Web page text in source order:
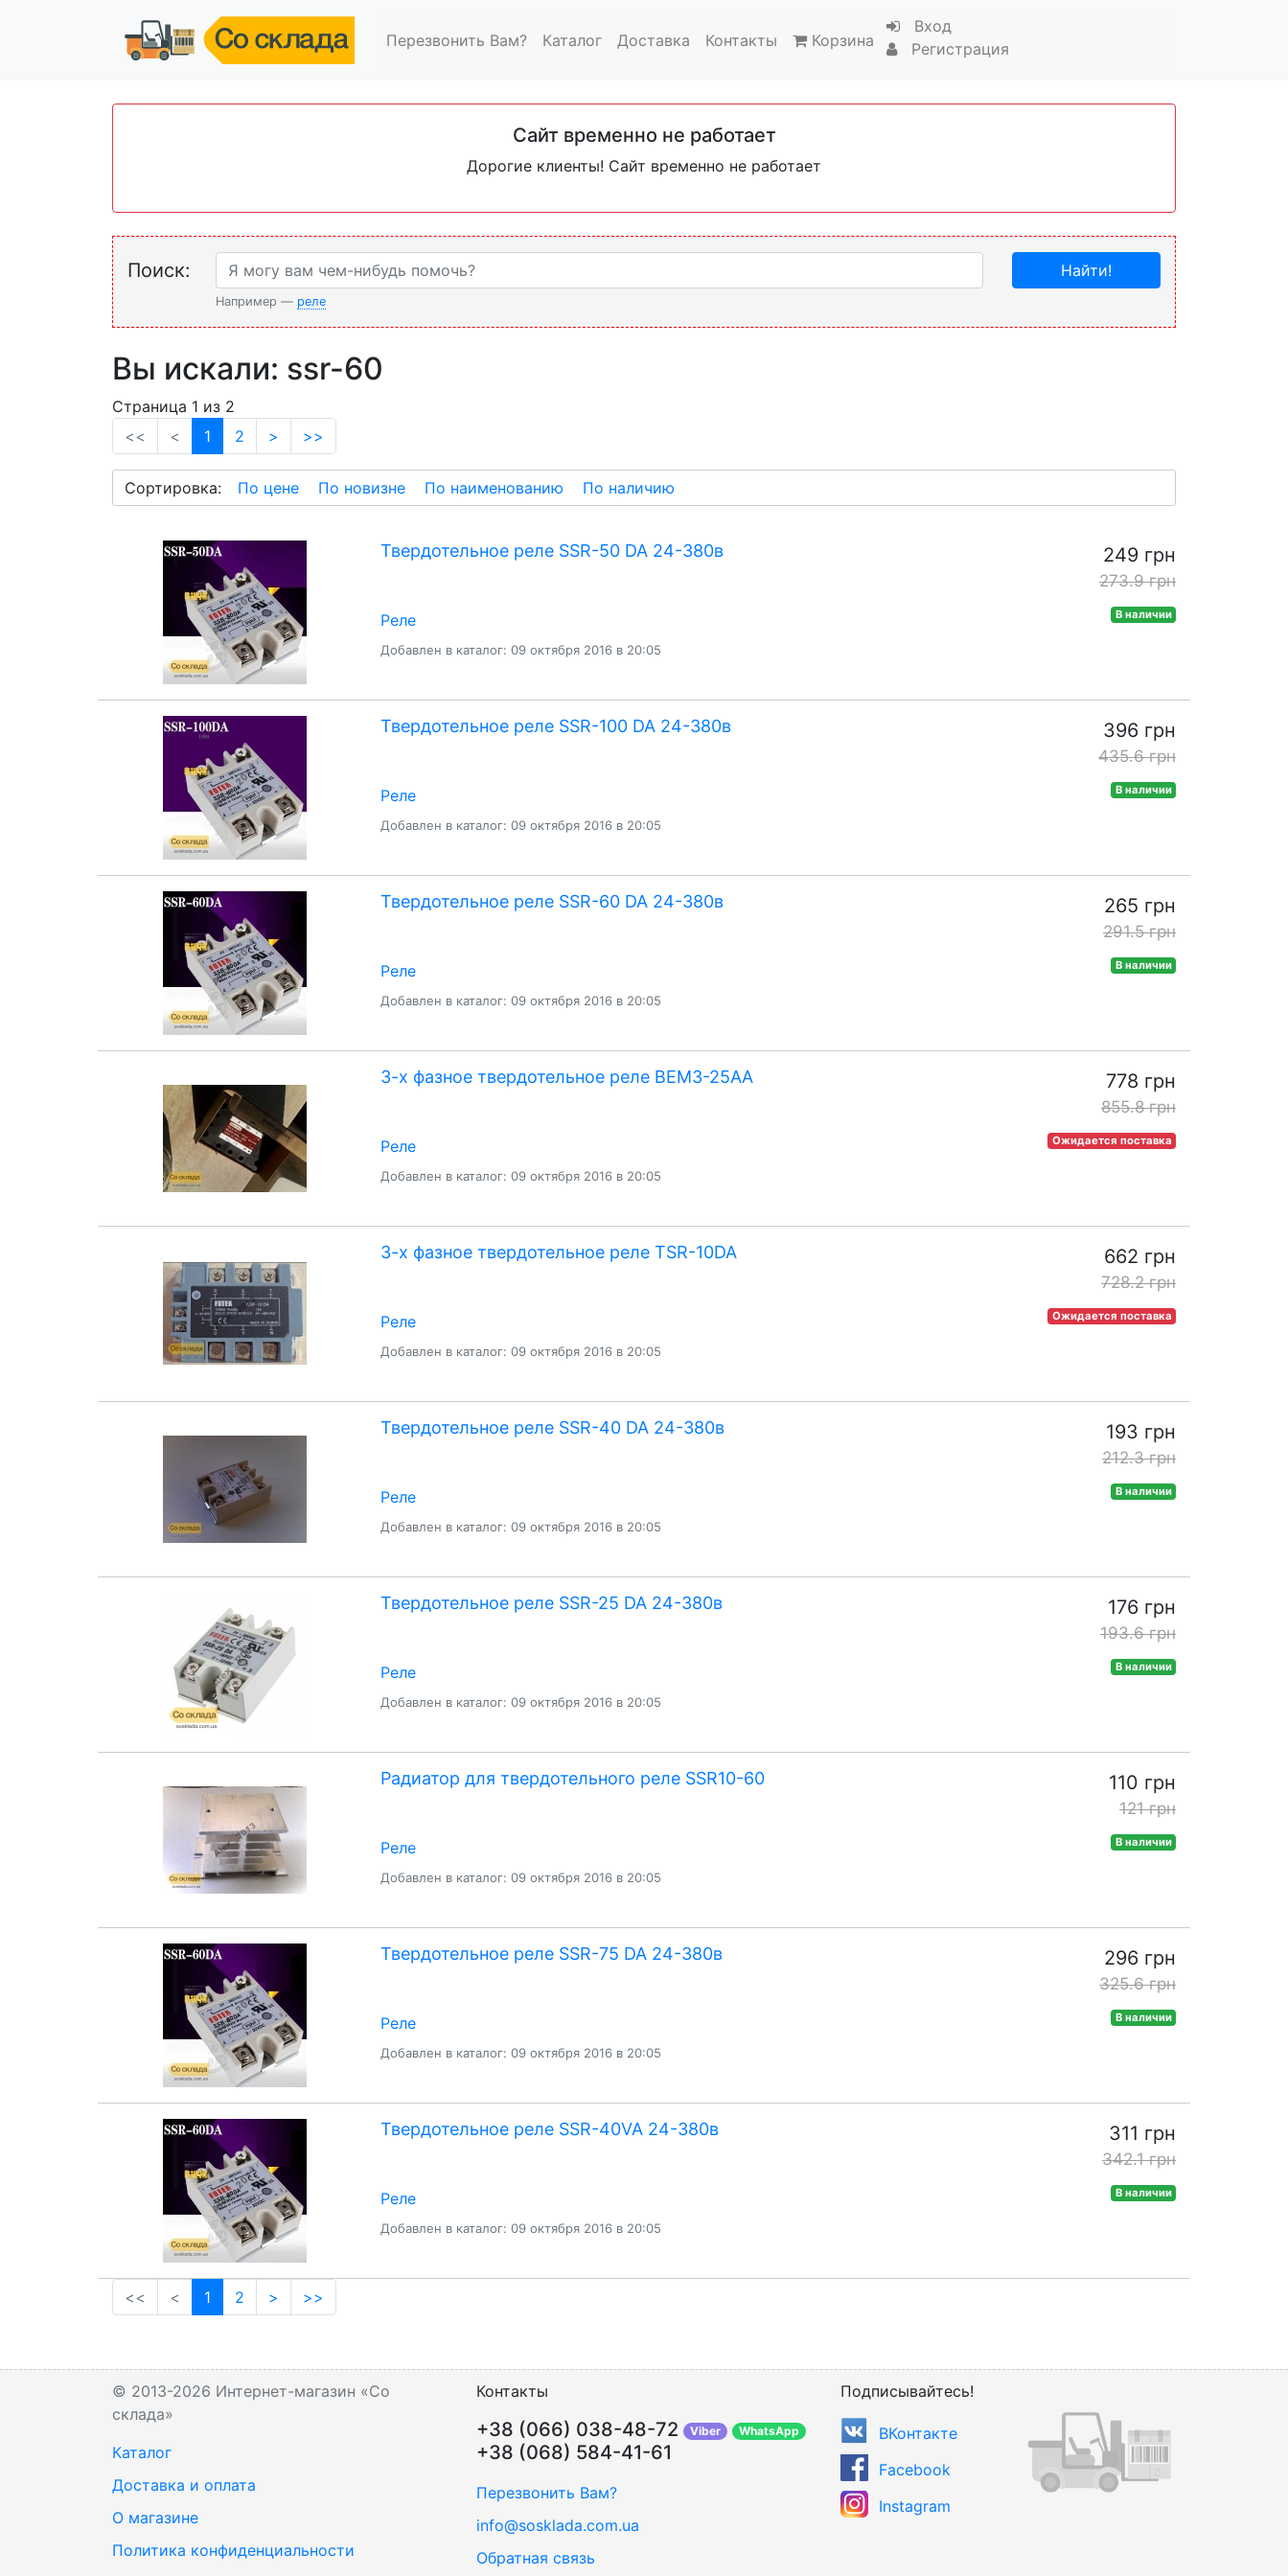
Перезвонить Вам? Каталог Доставка Контакты Корзина
Вход
Регистрация
Сайт временно не работает
Дорогие клиенты! Сайт временно не работает
Поиск:
Например — реле
Найти!
Вы искали: ssr-60
Страница 1 из 2
<<
< 1 (current)
2 > >>
Сортировка: По цене По новизне По наименованию По наличию
Твердотельное реле SSR-50 DA 24-380в
Реле
Добавлен в каталог: 09 октября 2016 в 20:05
249 грн
273.9 грн
В наличии
Твердотельное реле SSR-100 DA 24-380в
Реле
Добавлен в каталог: 09 октября 2016 в 20:05
396 грн
435.6 грн
В наличии
Твердотельное реле SSR-60 DA 24-380в
Реле
Добавлен в каталог: 09 октября 2016 в 20:05
265 грн
291.5 грн
В наличии
3-х фазное твердотельное реле BEM3-25AA
Реле
Добавлен в каталог: 09 октября 2016 в 20:05
778 грн
855.8 грн
Ожидается поставка
3-х фазное твердотельное реле TSR-10DA
Реле
Добавлен в каталог: 09 октября 2016 в 20:05
662 грн
728.2 грн
Ожидается поставка
Твердотельное реле SSR-40 DA 24-380в
Реле
Добавлен в каталог: 09 октября 2016 в 20:05
193 грн
212.3 грн
В наличии
Твердотельное реле SSR-25 DA 24-380в
Реле
Добавлен в каталог: 09 октября 2016 в 20:05
176 грн
193.6 грн
В наличии
Радиатор для твердотельного реле SSR10-60
Реле
Добавлен в каталог: 09 октября 2016 в 20:05
110 грн
121 грн
В наличии
Твердотельное реле SSR-75 DA 24-380в
Реле
Добавлен в каталог: 09 октября 2016 в 20:05
296 грн
325.6 грн
В наличии
Твердотельное реле SSR-40VA 24-380в
Реле
Добавлен в каталог: 09 октября 2016 в 20:05
311 грн
342.1 грн
В наличии
<< < 1 (current)
2 > >>
© 2013-2026 Интернет-магазин «Со
склада»
Каталог
Доставка и оплата
О магазине
Политика конфиденциальности
Контакты
+38 (066) 038-48-72 Viber WhatsApp
+38 (068) 584-41-61
Перезвонить Вам?
info@sosklada.com.ua
Обратная связь
Подписывайтесь!
ВКонтакте
Facebook
Instagram